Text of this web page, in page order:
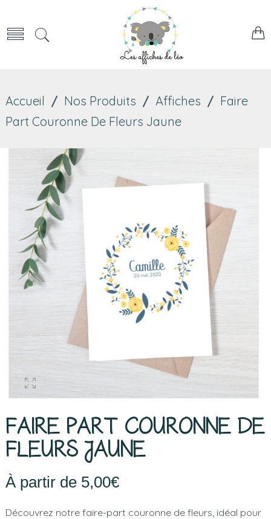
Accueil / Nos Produits / Affiches / Faire
Part Couronne De Fleurs Jaune
FAIRE PART COURONNE DE
FLEURS JAUNE
À partir de 5,00€
Découvrez notre faire-part couronne de fleurs, idéal pour